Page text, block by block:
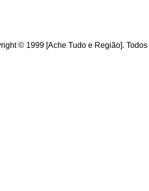
© 1999 [Ache Tudo e Região].